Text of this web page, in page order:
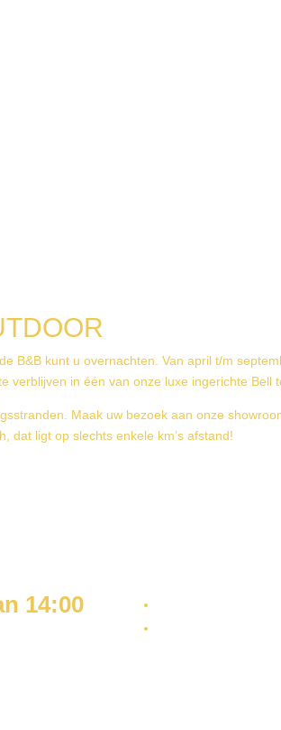
B&B kunt u overnachten. Van april t/m
verblijven in één van onze luxe ingerichte Bell
Maak uw bezoek aan onze
dat ligt op slechts enkele km’s afstand!
14:00